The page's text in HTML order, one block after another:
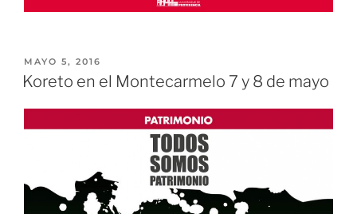
MAYO 5, 2016
Koreto en el Montecarmelo 7 y 8 de mayo